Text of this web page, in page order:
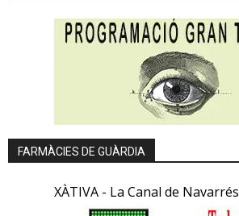
FARMÀCIES DE GUÀRDIA
XÀTIVA - La Canal de Navarrés